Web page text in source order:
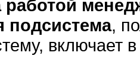
работой
подсистема,
включает